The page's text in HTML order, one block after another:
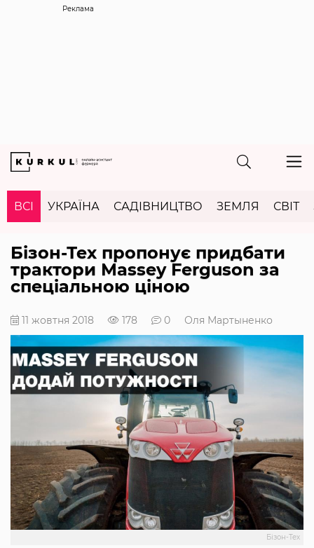
Реклама
ВСІ УКРАЇНА САДІВНИЦТВО ЗЕМЛЯ СВІТ
Бізон-Тех пропонує придбати
трактори Massey Ferguson за
спеціальною ціною
11 жовтня 2018 178 0 Оля Мартыненко
Бізон-Тех